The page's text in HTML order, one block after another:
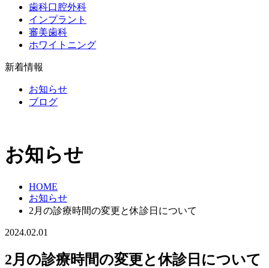
歯科口腔外科
インプラント
審美歯科
ホワイトニング
新着情報
お知らせ
ブログ
お知らせ
HOME
お知らせ
2月の診療時間の変更と休診日について
2024.02.01
2月の診療時間の変更と休診日について